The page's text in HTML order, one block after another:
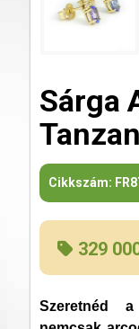
Sárga
Cikkszám:
329
Szeretnéd